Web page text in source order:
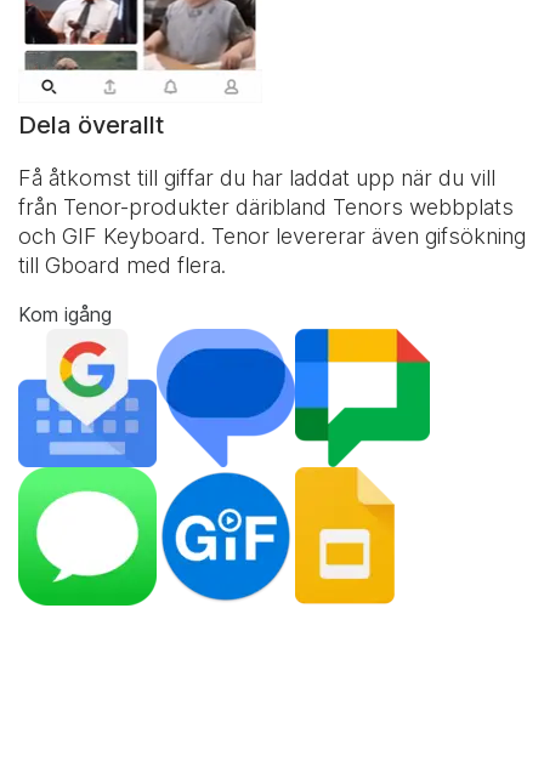
Dela överallt
Få åtkomst till giffar du har laddat upp när du vill
från Tenor-produkter däribland Tenors webbplats
och GIF Keyboard. Tenor levererar även gifsökning
till Gboard med flera.
Kom igång